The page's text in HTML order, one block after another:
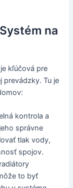
na
kľúčová pre
prevádzky. Tu je
kontrola a
správne
tlak vody,
spojov.
to byť